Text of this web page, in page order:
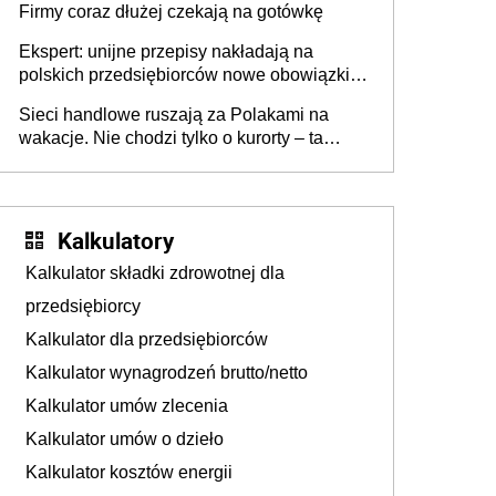
Firmy coraz dłużej czekają na gotówkę
Ekspert: unijne przepisy nakładają na
polskich przedsiębiorców nowe obowiązki w
Sieci handlowe ruszają za Polakami na
wakacje. Nie chodzi tylko o kurorty – ta
Kalkulatory
Kalkulator składki zdrowotnej dla
przedsiębiorcy
Kalkulator dla przedsiębiorców
Kalkulator wynagrodzeń brutto/netto
Kalkulator umów zlecenia
Kalkulator umów o dzieło
Kalkulator kosztów energii